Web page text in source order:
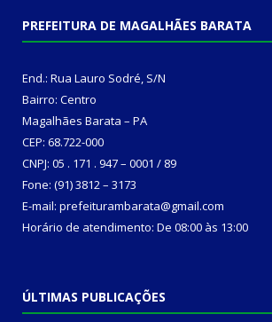
PREFEITURA DE MAGALHÃES BARATA
End.: Rua Lauro Sodré, S/N
Bairro: Centro
Magalhães Barata – PA
CEP: 68.722-000
CNPJ: 05 . 171 . 947 – 0001 / 89
Fone: (91) 3812 – 3173
E-mail: prefeiturambarata@gmail.com
Horário de atendimento: De 08:00 às 13:00
ÚLTIMAS PUBLICAÇÕES